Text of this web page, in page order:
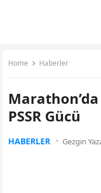
Home Haberler
PSSR Gücü
HABERLER Gezgin